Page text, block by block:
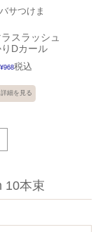
サつけま
スラッシュ
りDカール
¥968税込
詳細を見る
10本束